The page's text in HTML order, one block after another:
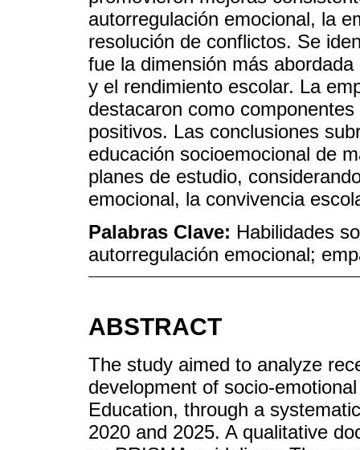
autorregulación emocional, la
resolución de conflictos. Se
fue la dimensión más
y el rendimiento escolar. La
destacaron como
positivos. Las conclusiones
educación socioemocional de
planes de estudio,
emocional, la convivencia
Palabras Clave: Habilidades
autorregulación emocional;
ABSTRACT
The study aimed to analyze
development of socio-
Education, through a
2020 and 2025. A qualitative